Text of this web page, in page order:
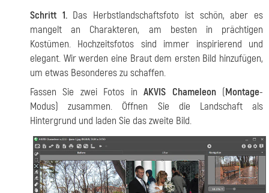
Schritt 1.Das Herbstlandschaftsfoto ist schön, aber es
mangelt an Charakteren, am besten in prächtigen
Kostümen. Hochzeitsfotos sind immer inspirierend und
elegant. Wir werden eine Braut dem ersten Bild hinzufügen,
um etwas Besonderes zu schaffen.
Fassen Sie zwei Fotos inAKVIS Chameleon(Montage-
Modus) zusammen. Öffnen Sie die Landschaft als
Hintergrund und laden Sie das zweite Bild.